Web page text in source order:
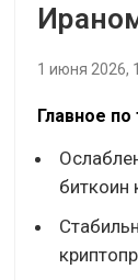
1 июня 2026,
Главное